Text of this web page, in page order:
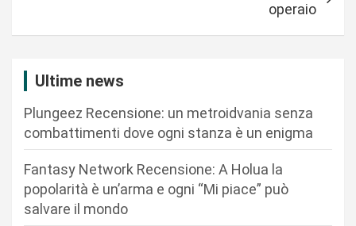
a
operaio
Ultime news
Plungeez Recensione: un metroidvania senza
combattimenti dove ogni stanza è un enigma
Fantasy Network Recensione: A Holua la
popolarità è un’arma e ogni “Mi piace” può
salvare il mondo